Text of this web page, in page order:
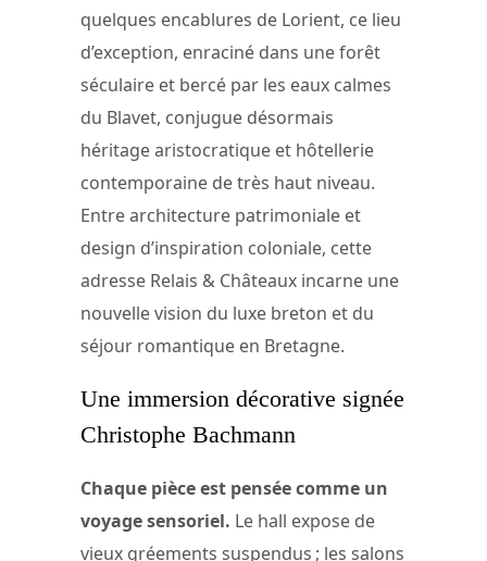
quelques encablures de Lorient, ce lieu
d’exception, enraciné dans une forêt
séculaire et bercé par les eaux calmes
du Blavet, conjugue désormais
héritage aristocratique et hôtellerie
contemporaine de très haut niveau.
Entre architecture patrimoniale et
design d’inspiration coloniale, cette
adresse Relais & Châteaux incarne une
nouvelle vision du luxe breton et du
séjour romantique en Bretagne.
Une immersion décorative signée
Christophe Bachmann
Chaque pièce est pensée comme un
voyage sensoriel. Le hall expose de
vieux gréements suspendus ; les salons